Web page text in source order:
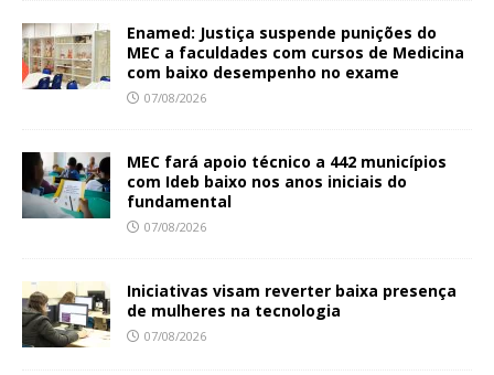
Enamed: Justiça suspende punições do
MEC a faculdades com cursos de Medicina
com baixo desempenho no exame
07/08/2026
MEC fará apoio técnico a 442 municípios
com Ideb baixo nos anos iniciais do
fundamental
07/08/2026
Iniciativas visam reverter baixa presença
de mulheres na tecnologia
07/08/2026